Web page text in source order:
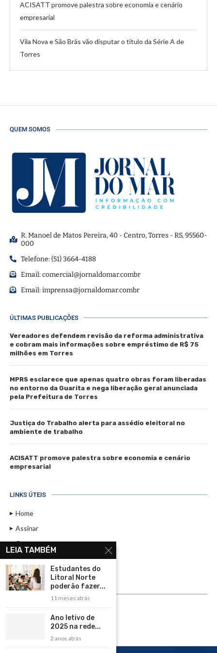
ACISATT promove palestra sobre economia e cenário
empresarial
Vila Nova e São Brás vão disputar o título da Série A de
Torres
QUEM SOMOS
R. Manoel de Matos Pereira, 40 - Centro, Torres - RS, 95560-
000
Telefone: (51) 3664-4188
Email:comercial@jornaldomar.combr
Email:imprensa@jornaldomar.combr
ÚLTIMAS PUBLICAÇÕES
Vereadores defendem revisão da reforma administrativa
e cobram mais informações sobre empréstimo de R$ 75
milhões em Torres
MPRS esclarece que apenas quatro obras foram liberadas
no entorno da Guarita e nega liberação geral anunciada
pela Prefeitura de Torres
Justiça do Trabalho alerta para assédio eleitoral no
ambiente de trabalho
ACISATT promove palestra sobre economia e cenário
empresarial
LINKS ÚTEIS
Home
Assinar
Contato
Política de Privacidade
Rádio Maristela - Ao Vivo
LEIA TAMBÉM
Estudantes do
Litoral Norte
poderão fazer...
11 meses atrás
Ano letivo de
2025 na rede...
2 anos atrás